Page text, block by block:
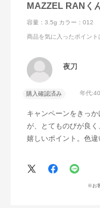
MAZZEL RANく
容量：3.5g カラー：012
商品を気に入ったポイント
夜刀
購入確認済み 年代:
キャンペーンをきっ
が、とてものびが良
嬉しいポイント。色違
※お